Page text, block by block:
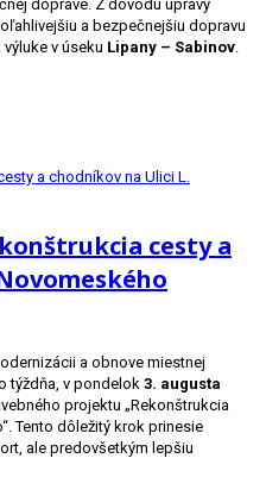
doprave. Z dôvodu úpravy
a bezpečnejšiu dopravu
výluke v úseku Lipany – Sabinov
cesty a
a obnove miestnej
týždňa, v pondelok 3. augusta
projektu „Rekonštrukcia
Tento dôležitý krok prinesie
ale predovšetkým lepšiu